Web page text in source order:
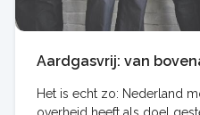
Aardgasvrij: van
Het is echt zo: Nederland
overheid heeft als doel